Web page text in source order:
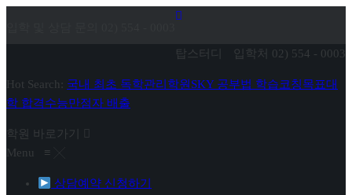
입학처 02) 554 - 0003
Hot Search: 국내 최초 독학관리학원 SKY 공부법 학습코칭목표대
학 합격수능만점자 배출
탑스터디
학원 바로가기
Menu ≡ ╳
상담예약 신청하기